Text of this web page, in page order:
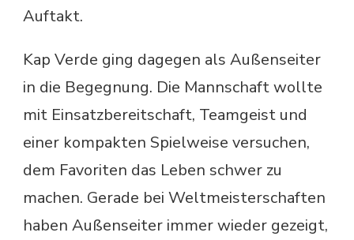
Auftakt.
Kap Verde ging dagegen als Außenseiter
in die Begegnung. Die Mannschaft wollte
mit Einsatzbereitschaft, Teamgeist und
einer kompakten Spielweise versuchen,
dem Favoriten das Leben schwer zu
machen. Gerade bei Weltmeisterschaften
haben Außenseiter immer wieder gezeigt,